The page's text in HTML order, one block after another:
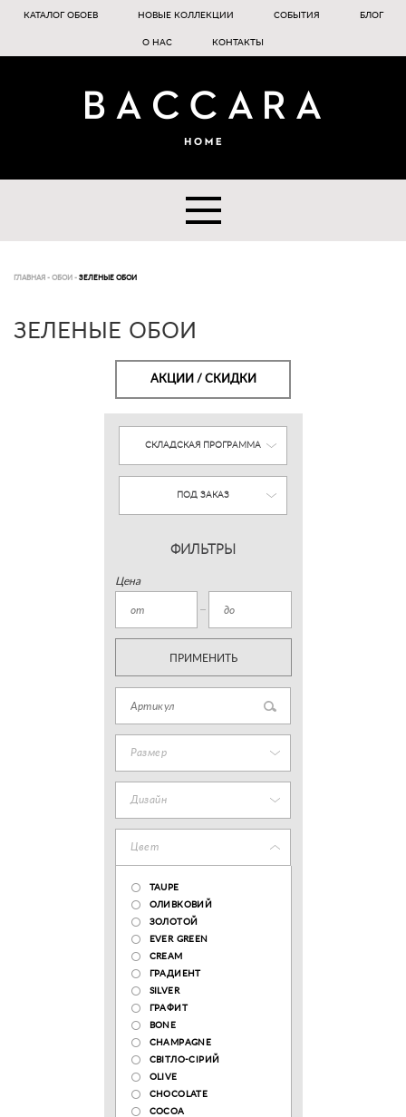
КАТАЛОГ ОБОЕВ НОВЫЕ КОЛЛЕКЦИИ СОБЫТИЯ БЛОГ
О НАС КОНТАКТЫ
ГЛАВНАЯ - ОБОИ - ЗЕЛЕНЫЕ ОБОИ
ЗЕЛЕНЫЕ ОБОИ
АКЦИИ / СКИДКИ
СКЛАДСКАЯ ПРОГРАММА
ПОД ЗАКАЗ
ФИЛЬТРЫ
Цена
ПРИМЕНИТЬ
Размер
Дизайн
Цвет
TAUPE
ОЛИВКОВИЙ
ЗОЛОТОЙ
EVER GREEN
CREAM
ГРАДИЕНТ
SILVER
ГРАФИТ
BONE
CHAMPAGNE
СВІТЛО-СІРИЙ
OLIVE
CHOCOLATE
COCOA